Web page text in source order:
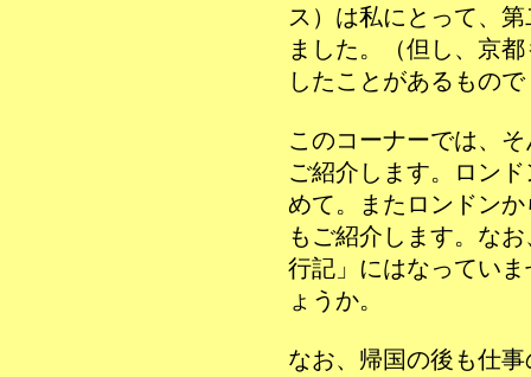
ス）は私にとって、
ました。（但し、京
したことがあるもので
このコーナーでは、
ご紹介します。ロン
めて。またロンドン
もご紹介します。な
行記」にはなってい
ょうか。
なお、帰国の後も仕